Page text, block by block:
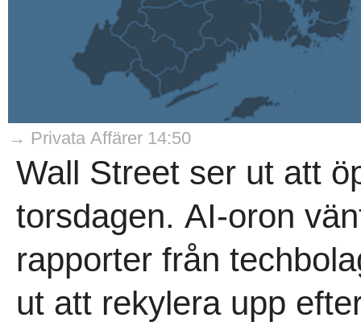
→ Privata Affärer 14:50
Wall Street ser ut att
torsdagen. AI-oron
rapporter från
ut att rekylera upp